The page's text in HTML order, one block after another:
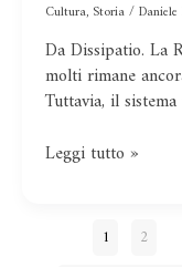
Cultura, Storia/
Da Dissipatio. La
molti rimane
Tuttavia, il
indoeuropee
dell’Iran
sciita
Leggi tutto »
1
2